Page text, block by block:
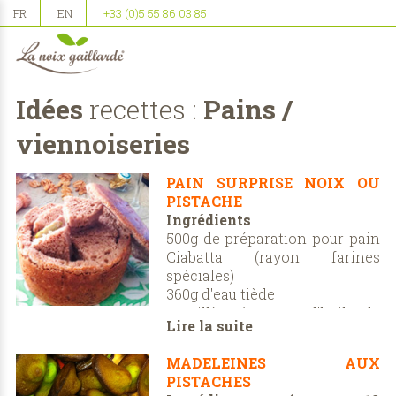
FR EN +33 (0)5 55 86 03 85
Idées recettes : Pains /
viennoiseries
PAIN SURPRISE NOIX OU
PISTACHE
Ingrédients
500g de préparation pour pain
Ciabatta (rayon farines
spéciales)
360g d'eau tiède
1 cuillère à soupe d'huile de
noix ou d'olives
pistaches LNG
Lire la suite
MADELEINES AUX
PISTACHES